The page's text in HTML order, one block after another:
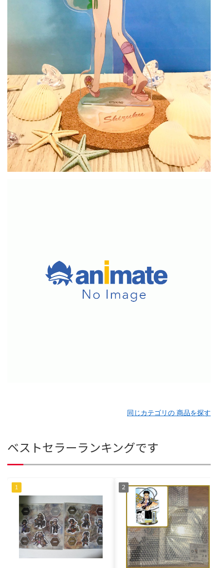
同じカテゴリの 商品を探す
ベストセラーランキングです